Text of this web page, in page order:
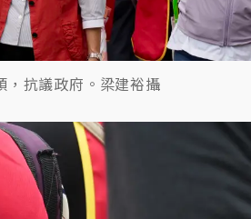
，抗議政府。梁建裕攝